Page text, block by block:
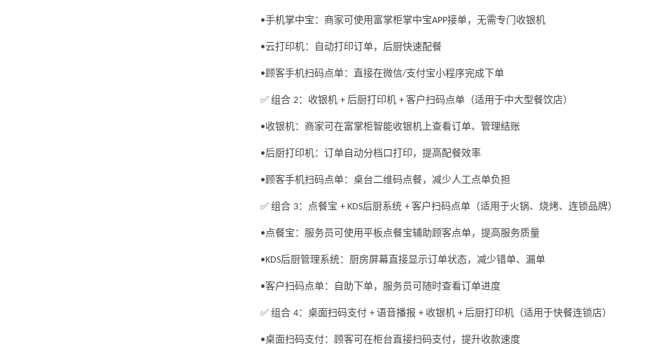
•手机掌中宝：商家可使用富掌柜掌中宝APP接单，无需专门收银机
•云打印机：自动打印订单，后厨快速配餐
•顾客手机扫码点单：直接在微信/支付宝小程序完成下单
✅ 组合 2：收银机 + 后厨打印机 + 客户扫码点单（适用于中大型餐饮店）
•收银机：商家可在富掌柜智能收银机上查看订单、管理结账
•后厨打印机：订单自动分档口打印，提高配餐效率
•顾客手机扫码点单：桌台二维码点餐，减少人工点单负担
✅ 组合 3：点餐宝 + KDS后厨系统 + 客户扫码点单（适用于火锅、烧烤、连锁品牌）
•点餐宝：服务员可使用平板点餐宝辅助顾客点单，提高服务质量
•KDS后厨管理系统：厨房屏幕直接显示订单状态，减少错单、漏单
•客户扫码点单：自助下单，服务员可随时查看订单进度
✅ 组合 4：桌面扫码支付 + 语音播报 + 收银机 + 后厨打印机（适用于快餐连锁店）
•桌面扫码支付：顾客可在柜台直接扫码支付，提升收款速度